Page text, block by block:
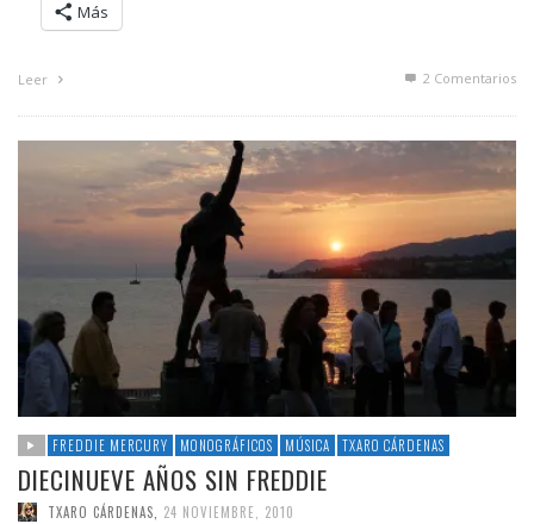
Más
Leer 2 Comentarios
FREDDIE MERCURY MONOGRÁFICOS MÚSICA TXARO CÁRDENAS
DIECINUEVE AÑOS SIN FREDDIE
TXARO CÁRDENAS 24 NOVIEMBRE, 2010